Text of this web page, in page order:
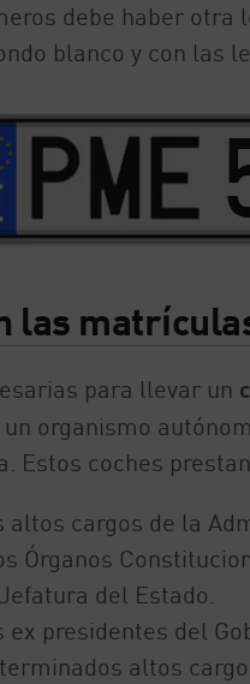
debe haber otra
blanco y con las
las
para llevar un
un organismo
Estos coches
altos cargos de la
Órganos
del Estado.
ex presidentes del
altos